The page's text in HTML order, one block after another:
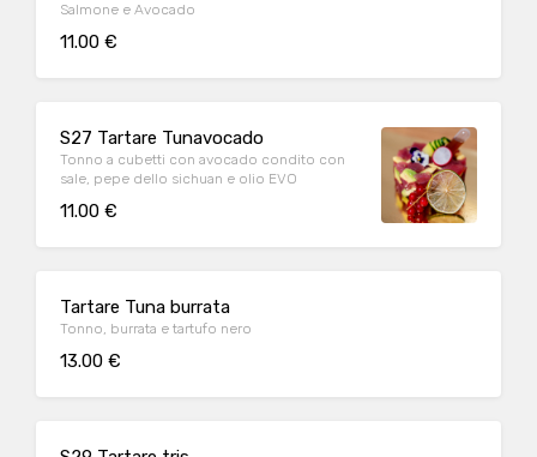
Salmone e Avocado
11.00 €
S27 Tartare Tunavocado
Tonno a cubetti con avocado condito con
sale, pepe dello sichuan e olio EVO
11.00 €
Tartare Tuna burrata
Tonno, burrata e tartufo nero
13.00 €